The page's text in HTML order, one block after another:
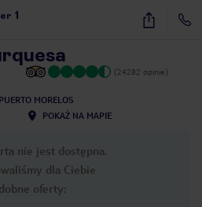
1 49
(24282 opinie)
PUERTO MORELOS
POKAŻ NA MAPIE
nie jest dostępna.
dla Ciebie
oferty: